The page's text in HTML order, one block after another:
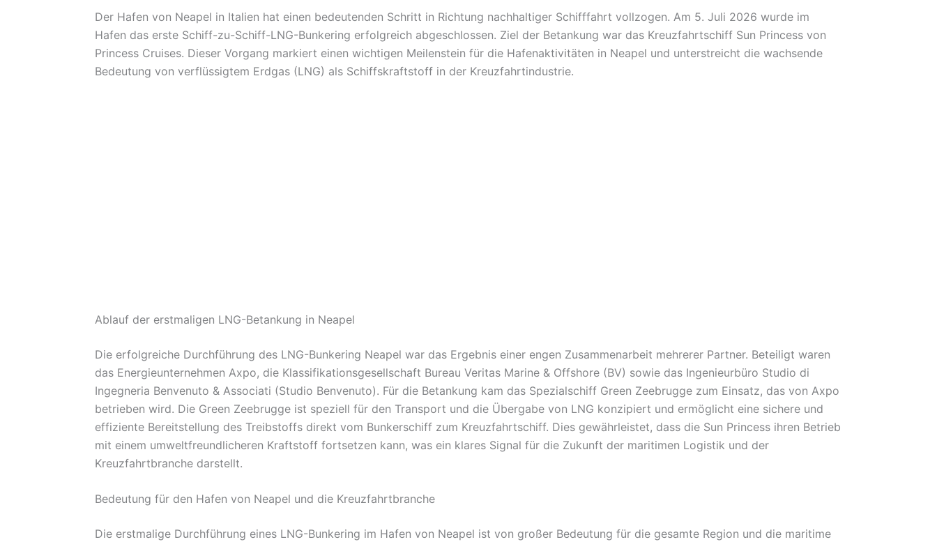
Der Hafen von Neapel in Italien hat einen bedeutenden Schritt in Richtung nachhaltiger Schifffahrt vollzogen. Am 5. Juli 2026 wurde im
Hafen das erste Schiff-zu-Schiff-LNG-Bunkering erfolgreich abgeschlossen. Ziel der Betankung war das Kreuzfahrtschiff Sun Princess von
Princess Cruises. Dieser Vorgang markiert einen wichtigen Meilenstein für die Hafenaktivitäten in Neapel und unterstreicht die wachsende
Bedeutung von verflüssigtem Erdgas (LNG) als Schiffskraftstoff in der Kreuzfahrtindustrie.
Ablauf der erstmaligen LNG-Betankung in Neapel
Die erfolgreiche Durchführung des LNG-Bunkering Neapel war das Ergebnis einer engen Zusammenarbeit mehrerer Partner. Beteiligt waren
das Energieunternehmen Axpo, die Klassifikationsgesellschaft Bureau Veritas Marine & Offshore (BV) sowie das Ingenieurbüro Studio di
Ingegneria Benvenuto & Associati (Studio Benvenuto). Für die Betankung kam das Spezialschiff Green Zeebrugge zum Einsatz, das von Axpo
betrieben wird. Die Green Zeebrugge ist speziell für den Transport und die Übergabe von LNG konzipiert und ermöglicht eine sichere und
effiziente Bereitstellung des Treibstoffs direkt vom Bunkerschiff zum Kreuzfahrtschiff. Dies gewährleistet, dass die Sun Princess ihren Betrieb
mit einem umweltfreundlicheren Kraftstoff fortsetzen kann, was ein klares Signal für die Zukunft der maritimen Logistik und der
Kreuzfahrtbranche darstellt.
Bedeutung für den Hafen von Neapel und die Kreuzfahrtbranche
Die erstmalige Durchführung eines LNG-Bunkering im Hafen von Neapel ist von großer Bedeutung für die gesamte Region und die maritime